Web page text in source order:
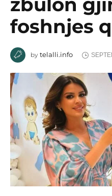
foshnjes
by telalli.info